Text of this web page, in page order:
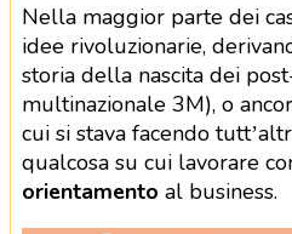
Nella maggior parte dei
idee rivoluzionarie,
storia della nascita dei
multinazionale 3M), o
cui si stava facendo
qualcosa su cui lavorare
orientamento al business.